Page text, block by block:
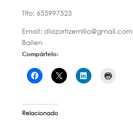
Tlfo: 655997523
Email: diazortizemilio@gmail.com
Bailen
Compártelo:
Relacionado